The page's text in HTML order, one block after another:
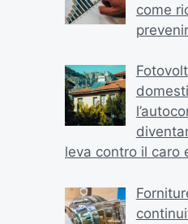
come
leva contro il caro